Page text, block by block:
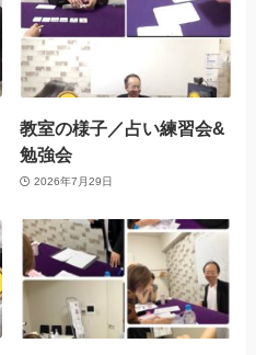
教室の様子／占い練習会&
勉強会
2026年7月29日